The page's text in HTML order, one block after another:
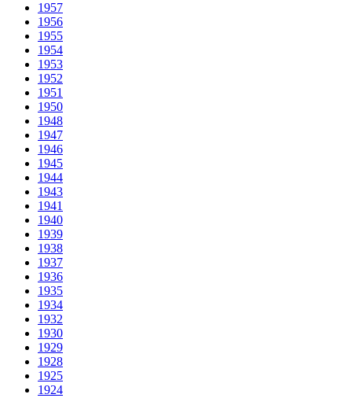
1957
1956
1955
1954
1953
1952
1951
1950
1948
1947
1946
1945
1944
1943
1941
1940
1939
1938
1937
1936
1935
1934
1932
1930
1929
1928
1925
1924